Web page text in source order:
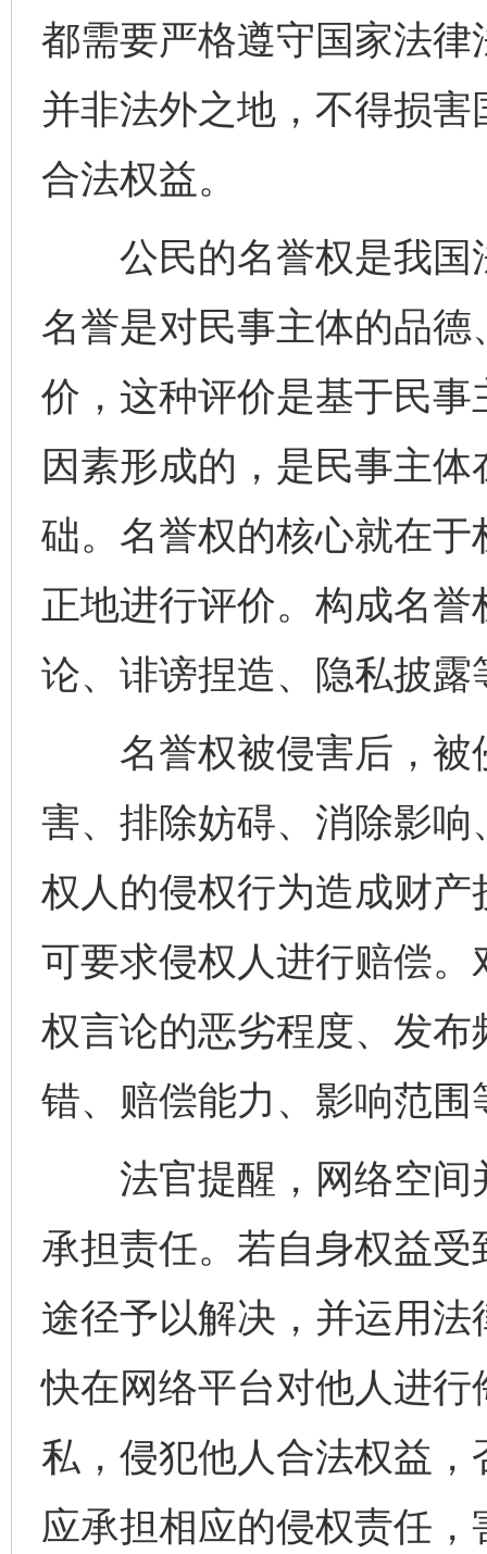
都需要严格遵守国家法
并非法外之地，不得损
合法权益。
公民的名誉权是我国
名誉是对民事主体的品
价，这种评价是基于民
因素形成的，是民事主
础。名誉权的核心就在
正地进行评价。构成名
论、诽谤捏造、隐私披露
名誉权被侵害后，被
害、排除妨碍、消除影
权人的侵权行为造成财
可要求侵权人进行赔偿
权言论的恶劣程度、发
错、赔偿能力、影响范围
法官提醒，网络空间
承担责任。若自身权益
途径予以解决，并运用
快在网络平台对他人进
私，侵犯他人合法权益
应承担相应的侵权责任